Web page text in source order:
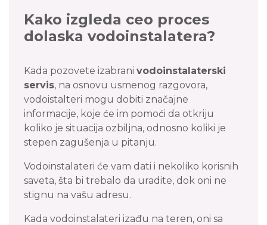
Kako izgleda ceo proces
dolaska vodoinstalatera?
Kada pozovete izabrani vodoinstalaterski
servis, na osnovu usmenog razgovora,
vodoistalteri mogu dobiti značajne
informacije, koje će im pomoći da otkriju
koliko je situacija ozbiljna, odnosno koliki je
stepen zagušenja u pitanju.
Vodoinstalateri će vam dati i nekoliko korisnih
saveta, šta bi trebalo da uradite, dok oni ne
stignu na vašu adresu.
Kada vodoinstalateri izađu na teren, oni sa